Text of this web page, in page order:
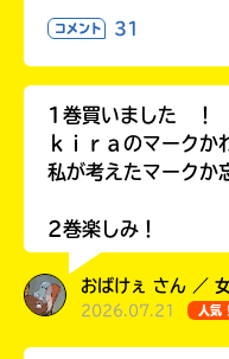
コメント 31
1巻買いました ！
ｋｉｒａのマークか
私が考えたマークか
2巻楽しみ！
おばけぇ さん ／
2026.07.21 人気